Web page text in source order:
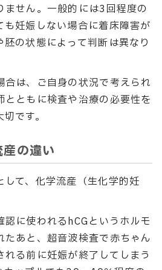
ません。一般的には3回程度の
も妊娠しない場合に着床障害が
の状態によって判断は異なり
は、ご自身の状況で考えられ
とともに検査や治療の必要性を
です。
の違い
て、化学流産（生化学的妊
に使われるhCGというホルモ
たあと、超音波検査で赤ちゃん
る前に妊娠が終了してしまう